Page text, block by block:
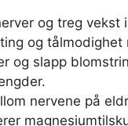
og treg vekst
og tålmodighet
og slapp
nervene på